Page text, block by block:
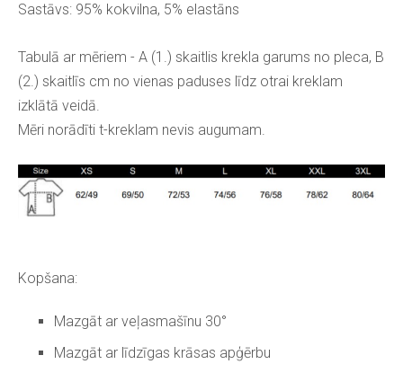
Sastāvs: 95% kokvilna, 5% elastāns
Tabulā ar mēriem - A (1.) skaitlis krekla garums no pleca, B
(2.) skaitlīs cm no vienas paduses līdz otrai kreklam
izklātā veidā.
Mēri norādīti t-kreklam nevis augumam.
Kopšana:
Mazgāt ar veļasmašīnu 30°
Mazgāt ar līdzīgas krāsas apģērbu